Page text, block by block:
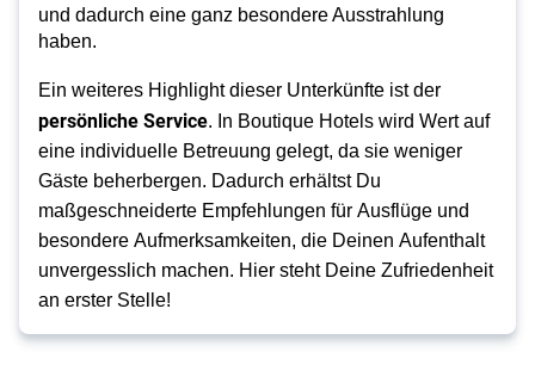
und dadurch eine ganz besondere Ausstrahlung
haben.
Ein weiteres Highlight dieser Unterkünfte ist der
persönliche Service. In Boutique Hotels wird Wert auf
eine individuelle Betreuung gelegt, da sie weniger
Gäste beherbergen. Dadurch erhältst Du
maßgeschneiderte Empfehlungen für Ausflüge und
besondere Aufmerksamkeiten, die Deinen Aufenthalt
unvergesslich machen. Hier steht Deine Zufriedenheit
an erster Stelle!